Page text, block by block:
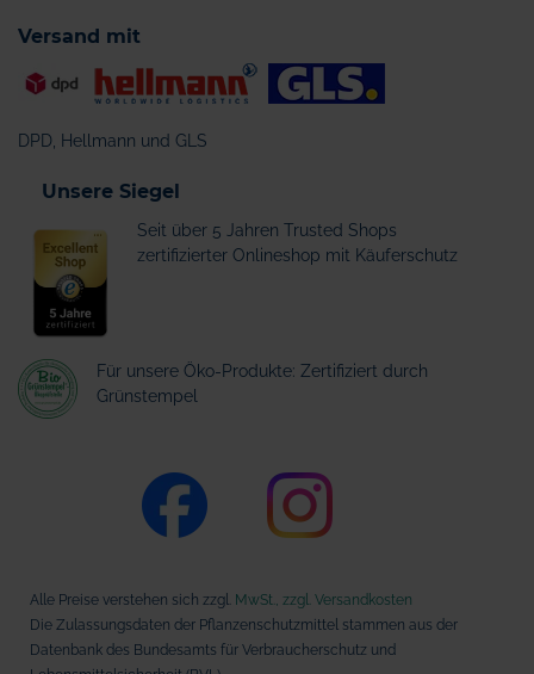
Versand mit
DPD, Hellmann und GLS
Unsere Siegel
Seit über 5 Jahren Trusted Shops
zertifizierter Onlineshop mit Käuferschutz
Für unsere Öko-Produkte: Zertifiziert durch
Grünstempel
Alle Preise verstehen sich zzgl. MwSt., zzgl. Versandkosten
Die Zulassungsdaten der Pflanzenschutzmittel stammen aus der
Datenbank des Bundesamts für Verbraucherschutz und